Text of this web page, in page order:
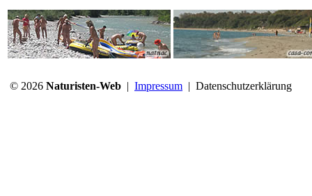
© 2026 Naturisten-Web | Impressum | Datenschutzerklärung